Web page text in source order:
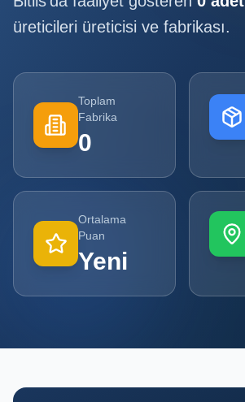
Sayfa
Tüm
Ürünler
Kampanyalar
POPÜLER
KATEGORILER
üreticileri üreticisi ve fabrikası.
Toplam
Fabrika
0
Ortalama
Puan
Yeni